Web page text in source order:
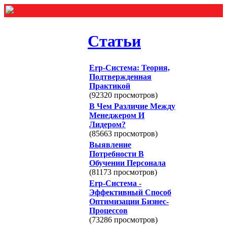
Статьи
Erp-Система: Теория,
Подтвержденная
Практикой
(92320 просмотров)
В Чем Различие Между
Менеджером И
Лидером?
(85663 просмотров)
Выявление
Потребности В
Обучении Персонала
(81173 просмотров)
Erp-Система -
Эффективный Способ
Оптимизации Бизнес-
Процессов
(73286 просмотров)